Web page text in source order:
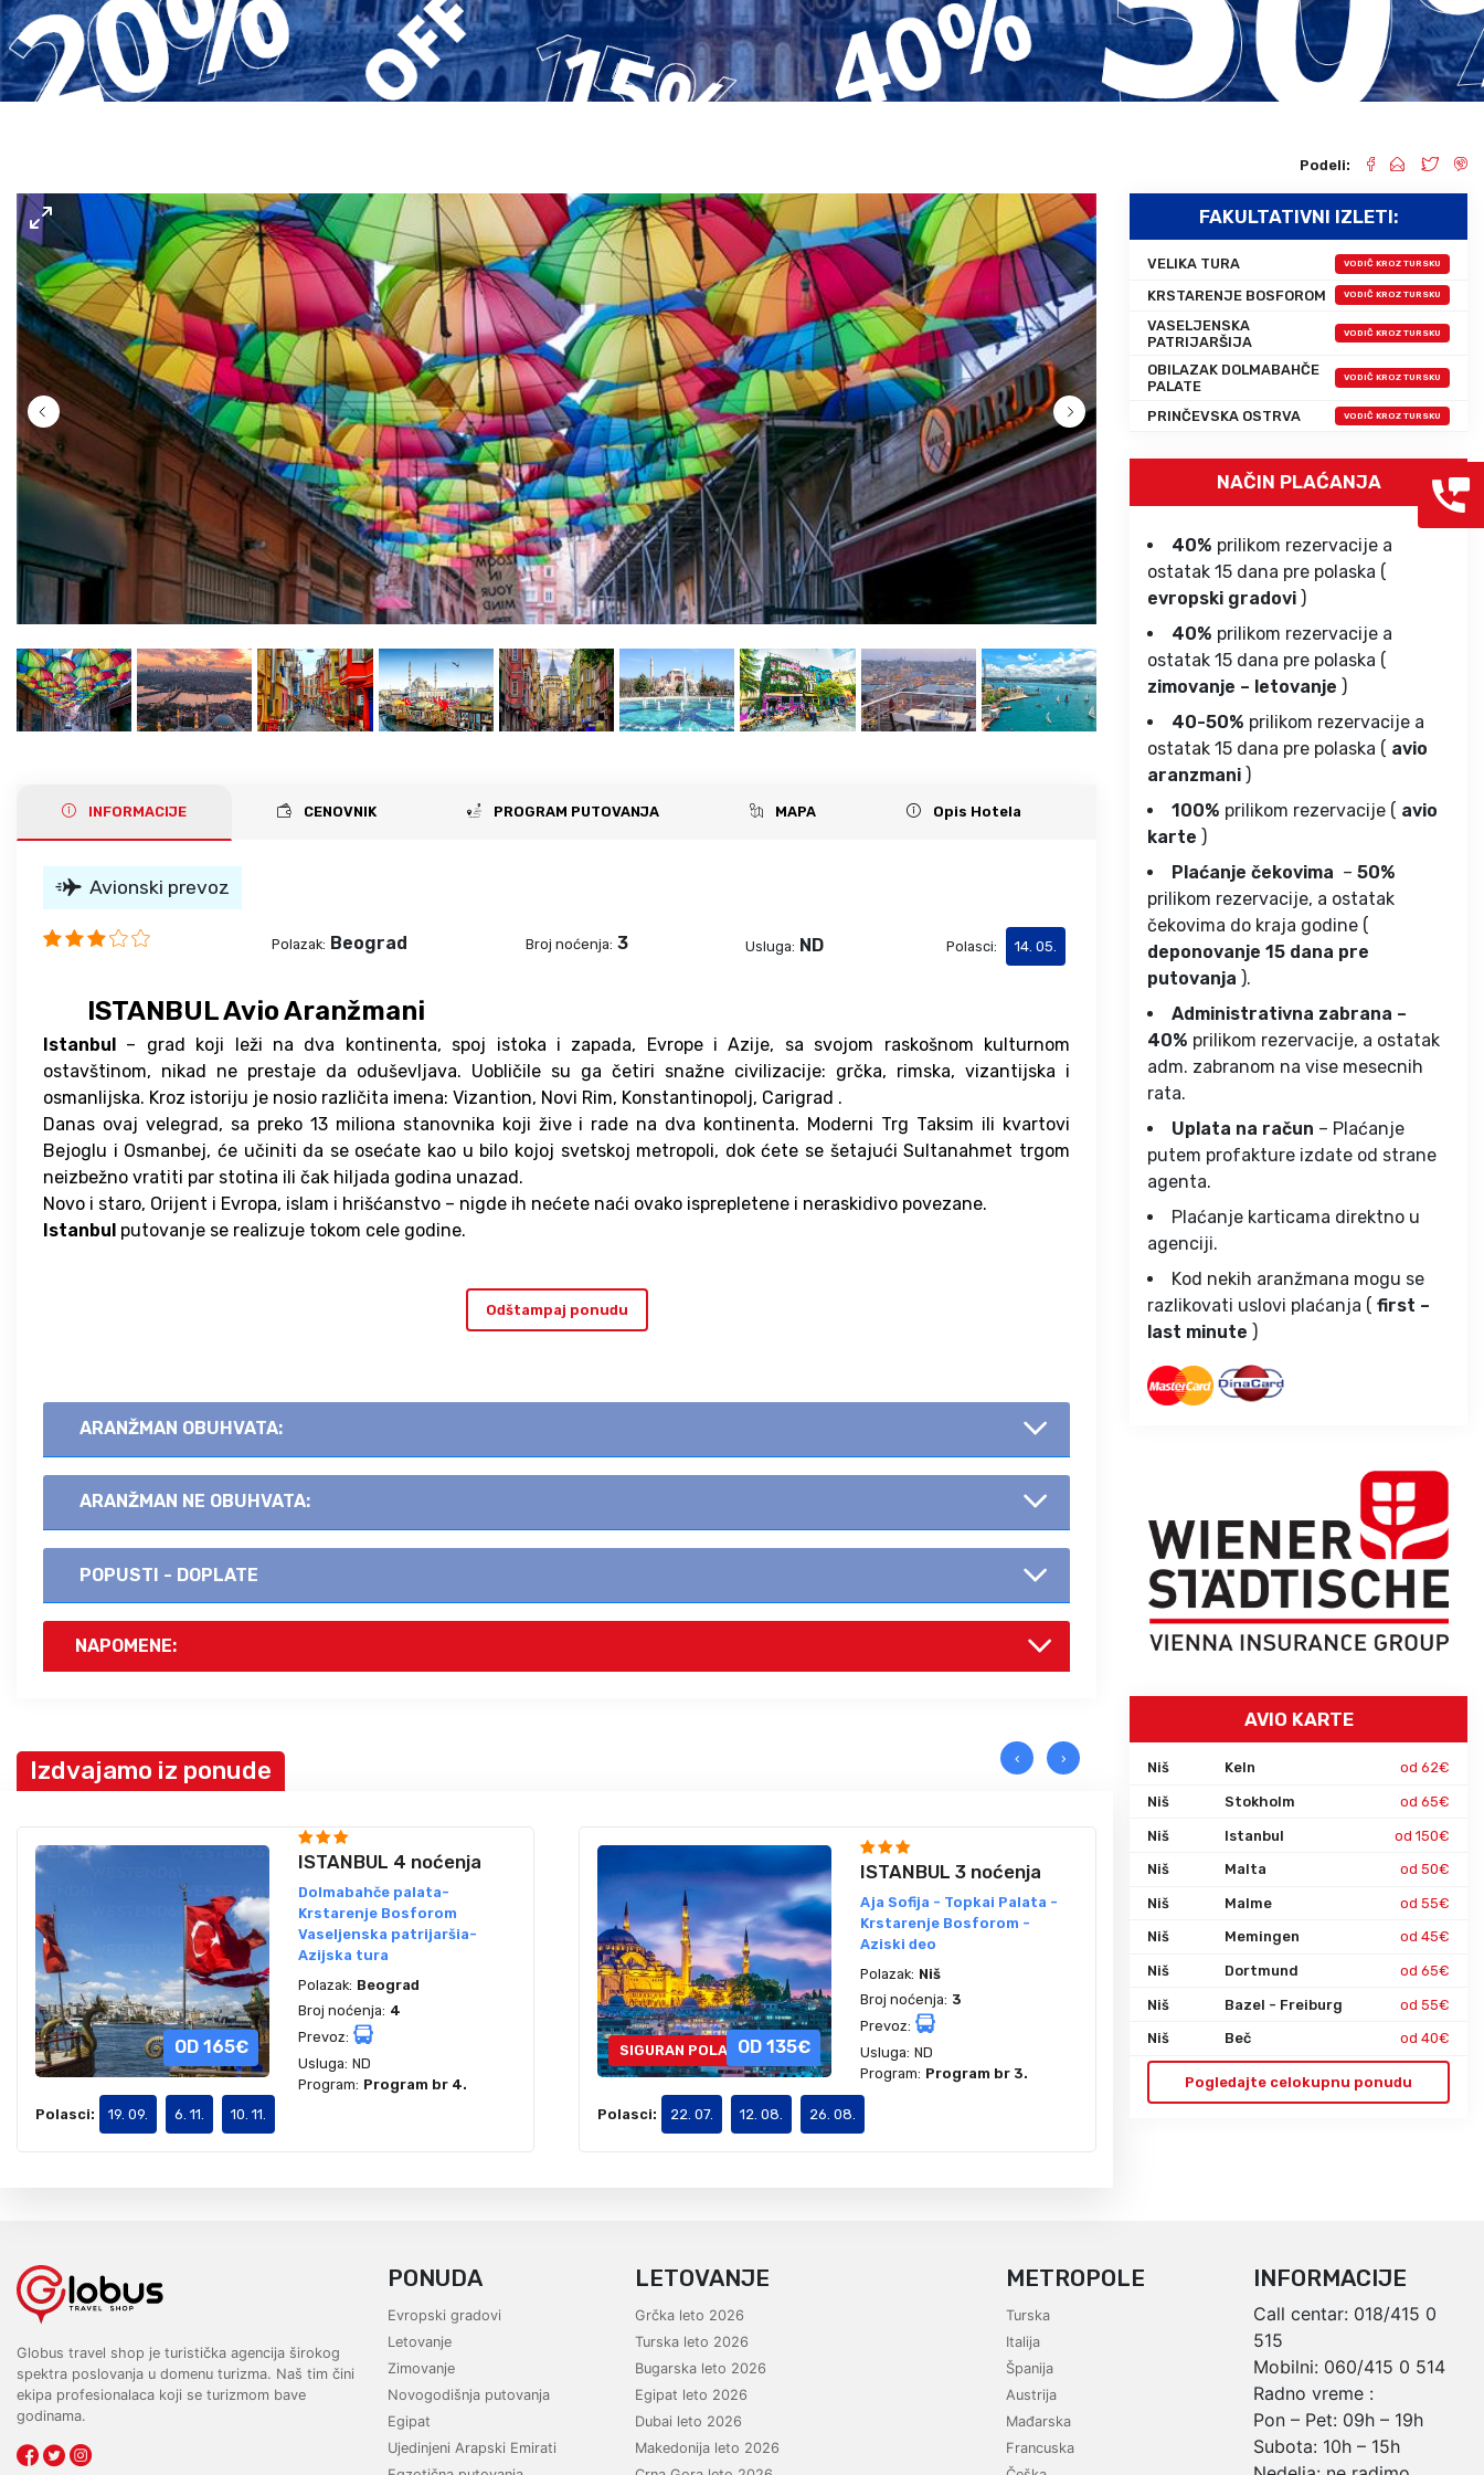
Gerakini
Psakoudia
Metamorfozis
Toroni
Vourvourou
Sarti
Krf
Tasos
Amuljani
Kefalonija
Santorini
Mikonos
Grcka hoteli – preporuka
Olimpska regija
Kasandra
Alexandroupolis
Jonska obala
Skijatos
Ohrid
Istra – Pula
Umag
Podeli:
INFORMACIJE CENOVNIK PROGRAM PUTOVANJA MAPA Opis Hotela
Avionski prevoz
Polazak: Beograd Broj noćenja: 3 Usluga: ND Polasci: 14. 05.
ISTANBUL Avio Aranžmani
Istanbul – grad koji leži na dva kontinenta, spoj istoka i zapada, Evrope i Azije, sa svojom raskošnom kulturnom
ostavštinom, nikad ne prestaje da oduševljava. Uobličile su ga četiri snažne civilizacije: grčka, rimska, vizantijska i
osmanlijska. Kroz istoriju je nosio različita imena: Vizantion, Novi Rim, Konstantinopolj, Carigrad .
Danas ovaj velegrad, sa preko 13 miliona stanovnika koji žive i rade na dva kontinenta. Moderni Trg Taksim ili kvartovi
Bejoglu i Osmanbej, će učiniti da se osećate kao u bilo kojoj svetskoj metropoli, dok ćete se šetajući Sultanahmet trgom
neizbežno vratiti par stotina ili čak hiljada godina unazad.
Novo i staro, Orijent i Evropa, islam i hrišćanstvo – nigde ih nećete naći ovako isprepletene i neraskidivo povezane.
Istanbul putovanje se realizuje tokom cele godine.
Odštampaj ponudu
ARANŽMAN OBUHVATA:
ARANŽMAN NE OBUHVATA:
POPUSTI - DOPLATE
NAPOMENE:
Izdvajamo iz ponude
OD 165€
ISTANBUL 4 noćenja
Dolmabahče palata-
Krstarenje Bosforom
Vaseljenska patrijaršia-
Azijska tura
Polazak: Beograd
Broj noćenja: 4
Prevoz:
Usluga: ND
Program: Program br 4.
Polasci:
19. 09. 6. 11. 10. 11.
SIGURAN POLAZAKOD 135€
ISTANBUL 3 noćenja
Aja Sofija - Topkai Palata -
Krstarenje Bosforom -
Aziski deo
Polazak: Niš
Broj noćenja: 3
Prevoz:
Usluga: ND
Program: Program br 3.
Polasci: 22. 07. 12. 08. 26. 08.
Aziju-
Prevoz:
‹ ›
FAKULTATIVNI IZLETI:
VELIKA TURA VODIČ KROZ TURSKU
KRSTARENJE BOSFOROM VODIČ KROZ TURSKU
VASELJENSKA
PATRIJARŠIJA
VODIČ KROZ TURSKU
OBILAZAK DOLMABAHČE
PALATE
VODIČ KROZ TURSKU
PRINČEVSKA OSTRVA VODIČ KROZ TURSKU
NAČIN PLAĆANJA
40% prilikom rezervacije a
ostatak 15 dana pre polaska (
evropski gradovi )
40% prilikom rezervacije a
ostatak 15 dana pre polaska (
zimovanje – letovanje )
40-50% prilikom rezervacije a
ostatak 15 dana pre polaska ( avio
aranzmani )
100% prilikom rezervacije ( avio
karte )
Plaćanje čekovima – 50%
prilikom rezervacije, a ostatak
čekovima do kraja godine (
deponovanje 15 dana pre
putovanja ).
Administrativna zabrana –
40% prilikom rezervacije, a ostatak
adm. zabranom na vise mesecnih
rata.
Uplata na račun – Plaćanje
putem profakture izdate od strane
agenta.
Plaćanje karticama direktno u
agenciji.
Kod nekih aranžmana mogu se
razlikovati uslovi plaćanja ( first –
last minute )
AVIO KARTE
Niš Keln od 62€
Niš Stokholm od 65€
Niš Istanbul od 150€
Niš Malta od 50€
Niš Malme od 55€
Niš Memingen od 45€
Niš Dortmund od 65€
Niš Bazel - Freiburg od 55€
Niš Beč od 40€
Pogledajte celokupnu ponudu
Globus travel shop je turistička agencija širokog
spektra poslovanja u domenu turizma. Naš tim čini
ekipa profesionalaca koji se turizmom bave
godinama.
PONUDA
Evropski gradovi
Letovanje
Zimovanje
Novogodišnja putovanja
Egipat
Ujedinjeni Arapski Emirati
LETOVANJE
Grčka leto 2026
Turska leto 2026
Bugarska leto 2026
Egipat leto 2026
Dubai leto 2026
Makedonija leto 2026
METROPOLE
Turska
Italija
Španija
Austrija
Mađarska
Francuska
INFORMACIJE
Call centar: 018/415 0
515
Mobilni: 060/415 0 514
Radno vreme :
Pon – Pet: 09h – 19h
Subota: 10h – 15h